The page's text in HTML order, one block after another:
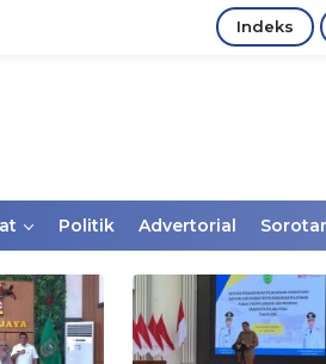
Indeks
Politik Advertorial